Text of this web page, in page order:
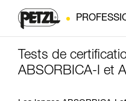
Tests de
ABSORBICA-I et